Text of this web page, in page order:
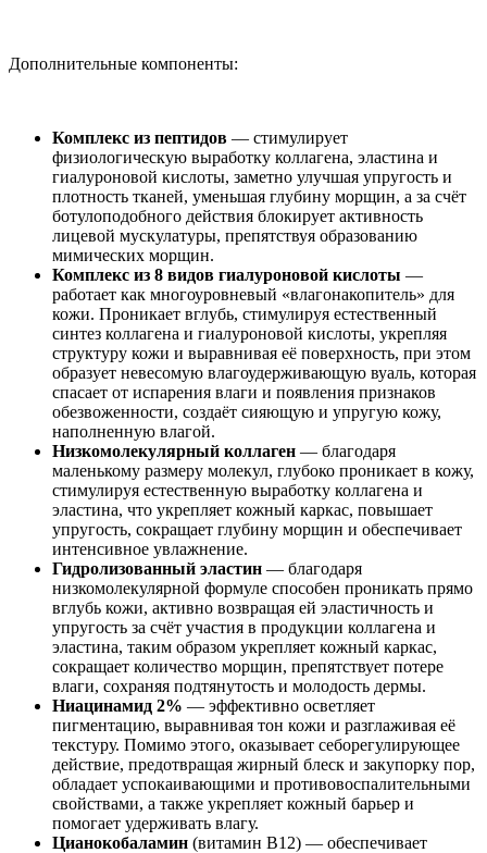
Дополнительные компоненты:
Комплекс из пептидов — стимулирует
физиологическую выработку коллагена, эластина и
гиалуроновой кислоты, заметно улучшая упругость и
плотность тканей, уменьшая глубину морщин, а за счёт
ботулоподобного действия блокирует активность
лицевой мускулатуры, препятствуя образованию
мимических морщин.
Комплекс из 8 видов гиалуроновой кислоты —
работает как многоуровневый «влагонакопитель» для
кожи. Проникает вглубь, стимулируя естественный
синтез коллагена и гиалуроновой кислоты, укрепляя
структуру кожи и выравнивая её поверхность, при этом
образует невесомую влагоудерживающую вуаль, которая
спасает от испарения влаги и появления признаков
обезвоженности, создаёт сияющую и упругую кожу,
наполненную влагой.
Низкомолекулярный коллаген — благодаря
маленькому размеру молекул, глубоко проникает в кожу,
стимулируя естественную выработку коллагена и
эластина, что укрепляет кожный каркас, повышает
упругость, сокращает глубину морщин и обеспечивает
интенсивное увлажнение.
Гидролизованный эластин — благодаря
низкомолекулярной формуле способен проникать прямо
вглубь кожи, активно возвращая ей эластичность и
упругость за счёт участия в продукции коллагена и
эластина, таким образом укрепляет кожный каркас,
сокращает количество морщин, препятствует потере
влаги, сохраняя подтянутость и молодость дермы.
Ниацинамид 2% — эффективно осветляет
пигментацию, выравнивая тон кожи и разглаживая её
текстуру. Помимо этого, оказывает себорегулирующее
действие, предотвращая жирный блеск и закупорку пор,
обладает успокаивающими и противовоспалительными
свойствами, а также укрепляет кожный барьер и
помогает удерживать влагу.
Цианокобаламин (витамин B12) — обеспечивает